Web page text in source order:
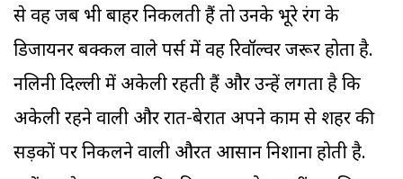
से वह जब भी बाहर निकलती हैं तो उनके भूरे रंग के
डिजायनर बक्कल वाले पर्स में वह रिवॉल्वर जरूर होता है.
नलिनी दिल्ली में अकेली रहती हैं और उन्हें लगता है कि
अकेली रहने वाली और रात-बेरात अपने काम से शहर की
सड़कों पर निकलने वाली औरत आसान निशाना होती है.